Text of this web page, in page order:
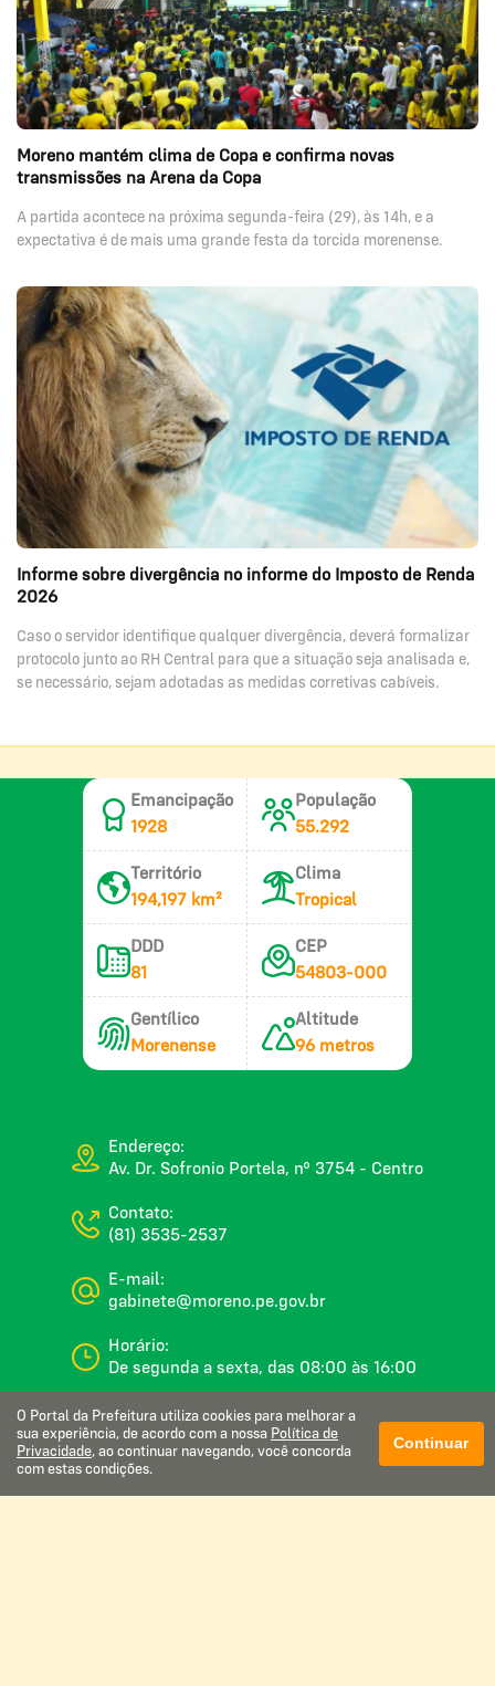
Moreno mantém clima de Copa e confirma novas
transmissões na Arena da Copa
A partida acontece na próxima segunda-feira (29), às 14h, e a
expectativa é de mais uma grande festa da torcida morenense.
Informe sobre divergência no informe do Imposto de Renda
2026
Caso o servidor identifique qualquer divergência, deverá formalizar
protocolo junto ao RH Central para que a situação seja analisada e,
se necessário, sejam adotadas as medidas corretivas cabíveis.
Emancipação
1928
População
55.292
Território
194,197 km²
Clima
Tropical
DDD
81
CEP
54803-000
Gentílico
Morenense
Altitude
96 metros
Endereço:
Av. Dr. Sofronio Portela, nº 3754 - Centro
Contato:
(81) 3535-2537
E-mail:
gabinete@moreno.pe.gov.br
Horário:
De segunda a sexta, das 08:00 às 16:00
Glossário
Mapa do site
O Portal da Prefeitura utiliza cookies para melhorar a
sua experiência, de acordo com a nossa Política de
Privacidade, ao continuar navegando, você concorda
com estas condições.
Continuar